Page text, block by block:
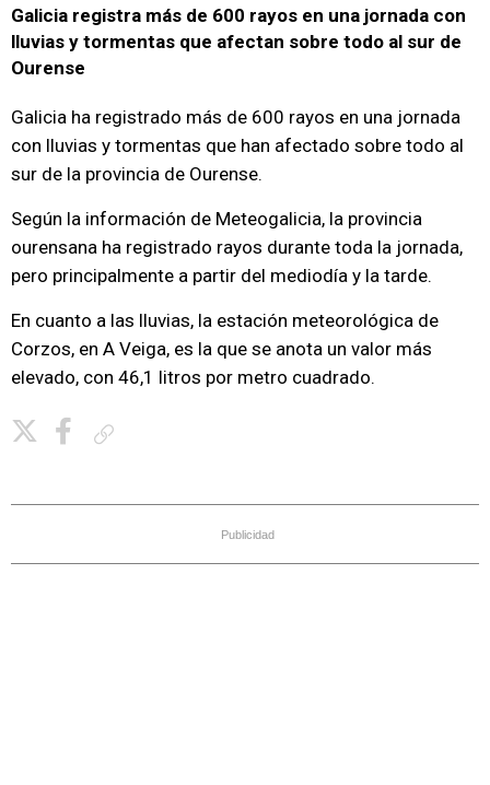
Galicia registra más de 600 rayos en una jornada con
lluvias y tormentas que afectan sobre todo al sur de
Ourense
Galicia ha registrado más de 600 rayos en una jornada
con lluvias y tormentas que han afectado sobre todo al
sur de la provincia de Ourense.
Según la información de Meteogalicia, la provincia
ourensana ha registrado rayos durante toda la jornada,
pero principalmente a partir del mediodía y la tarde.
En cuanto a las lluvias, la estación meteorológica de
Corzos, en A Veiga, es la que se anota un valor más
elevado, con 46,1 litros por metro cuadrado.
Publicidad